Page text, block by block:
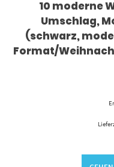
10 moderne
Umschlag,
(schwarz,
Format/